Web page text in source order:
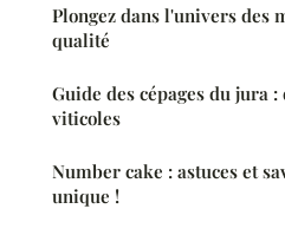
Plongez dans l'univers des
qualité
Guide des cépages du jura
viticoles
Number cake : astuces et
unique !